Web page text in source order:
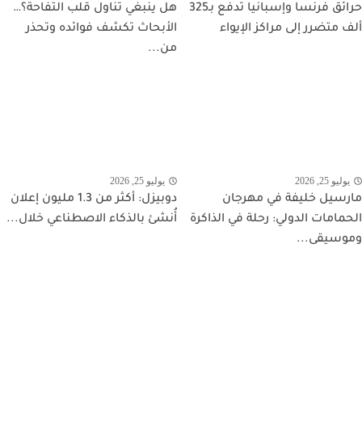
حرائق فرنسا وإسبانيا تدفع بـ325
ألف متضرر إلى مراكز الإيواء
هل ينبغي تناول قلب التفاحة؟…
الأبحاث تكشف فوائده وتحذر
من...
يوليو 25, 2026
مارسيل خليفة في مهرجان
الحمامات الدولي: رحلة في الذاكرة
وموسيقى...
يوليو 25, 2026
دوبيزل: أكثر من 1.3 مليون إعلان
أُنشئ بالذكاء الاصطناعي خلال...